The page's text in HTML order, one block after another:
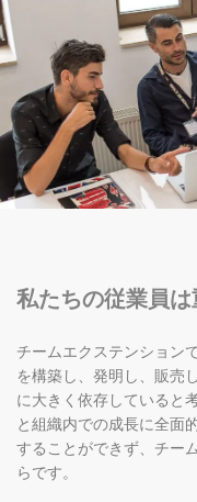
私たちの従業員
チームエクステンション
を構築し、発明し、販売
に大きく依存していると
と組織内での成長に全面
することができず、チー
らです。